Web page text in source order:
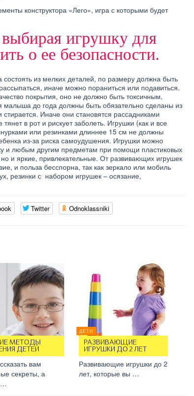
конструктора «Лего», игра с которыми будет
игрушку для
о ее безопасности.
из мелких деталей, по размеру должна быть
иначе можно пораниться или подавиться.
покрытия, оно не должно быть токсичным,
малыша до года должны быть обязательно сделаны из
Иначе они становятся рассадниками
в рот и рискует заболеть. Игрушки (как и все
или резинками длиннее 15 см не должны
из-за риска самоудушения. Игрушки можно
и любым другим предметам при помощи пластиковых
и яркие, привлекательные. От развивающих игрушек
и польза бесспорна, так как зеркало или мобиль
резинки с набором игрушек – осязание,
Twitter Odnoklassniki
МЕТОДЫ
ДЕТЕЙ
вам
секреты, а
…
ДЕТИ
РАЗВИВАЮЩИЕ
ИГРУШКИ ДО 2 ЛЕТ
Развивающие игрушки до 2
лет, которые вы …